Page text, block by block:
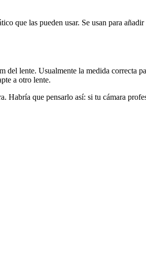
que las pueden usar. Se usan para
lente. Usualmente la medida correcta
a otro lente.
que pensarlo así: si tu cámara